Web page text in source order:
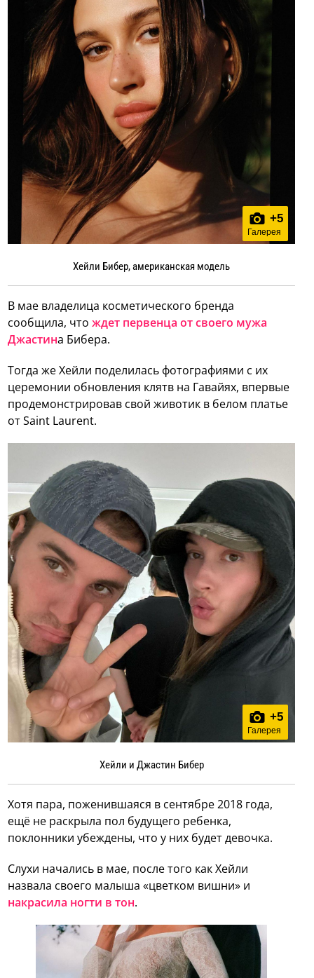
+5
Галерея
Хейли Бибер, американская модель
В мае владелица косметического бренда
сообщила, чтождет первенца от своего мужа
Джастина Бибера.
Тогда же Хейли поделилась фотографиями с их
церемонии обновления клятв на Гавайях, впервые
продемонстрировав свой животик в белом платье
от Saint Laurent.
+5
Галерея
Хейли и Джастин Бибер
Хотя пара, поженившаяся в сентябре 2018 года,
ещё не раскрыла пол будущего ребенка,
поклонники убеждены, что у них будет девочка.
Слухи начались в мае, после того как Хейли
назвала своего малыша «цветком вишни» и
накрасила ногти в тон.